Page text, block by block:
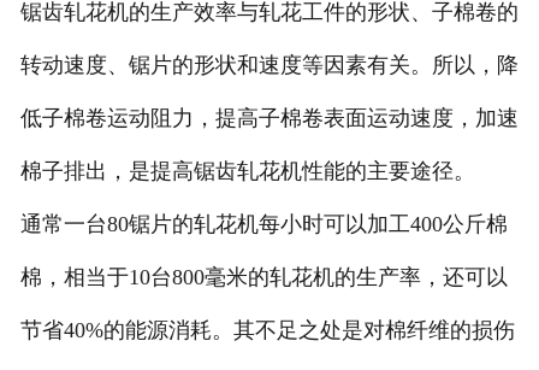
锯齿轧花机的生产效率与轧花工件的形状、子棉卷的
转动速度、锯片的形状和速度等因素有关。所以，降
低子棉卷运动阻力，提高子棉卷表面运动速度，加速
棉子排出，是提高锯齿轧花机性能的主要途径。
通常一台80锯片的轧花机每小时可以加工400公斤棉
棉，相当于10台800毫米的轧花机的生产率，还可以
节省40%的能源消耗。其不足之处是对棉纤维的损伤